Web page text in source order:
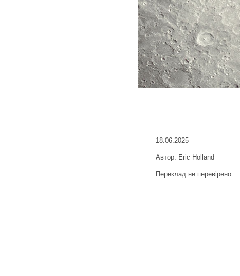
18.06.2025
Автор: Eric Holland
Переклад не перевірено